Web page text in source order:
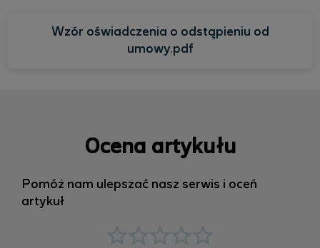
Wzór oświadczenia o odstąpieniu od
umowy.pdf
Ocena artykułu
Pomóż nam ulepszać nasz serwis i oceń
artykuł